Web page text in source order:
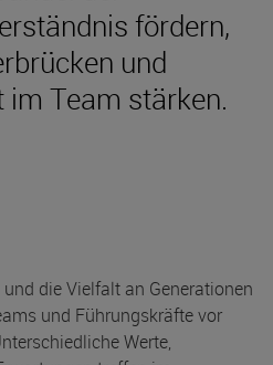
fördern,
und
Team stärken.
die Vielfalt an Generationen
und Führungskräfte vor
Werte,